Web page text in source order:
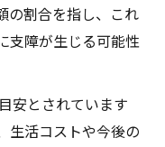
の割合を指し、これ
支障が生じる可能性
安とされています
生活コストや今後の